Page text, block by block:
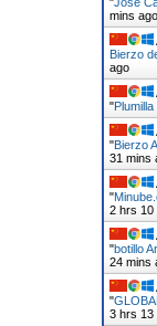
mins ago
Bierzo
ago
"
"Bierzo
31 mins
"
2 hrs 10
"botillo
24 mins
"
3 hrs 13